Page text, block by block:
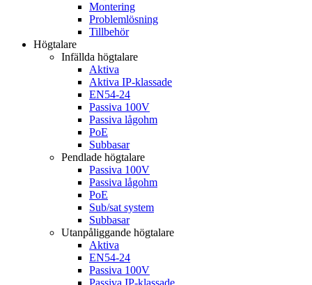
Montering
Problemlösning
Tillbehör
Högtalare
Infällda högtalare
Aktiva
Aktiva IP-klassade
EN54-24
Passiva 100V
Passiva lågohm
PoE
Subbasar
Pendlade högtalare
Passiva 100V
Passiva lågohm
PoE
Sub/sat system
Subbasar
Utanpåliggande högtalare
Aktiva
EN54-24
Passiva 100V
Passiva IP-klassade